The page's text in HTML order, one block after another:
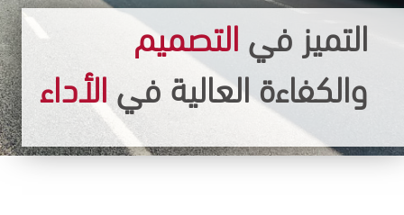
التميز فيالتصميم
والكفاءة العالية فيالأداء